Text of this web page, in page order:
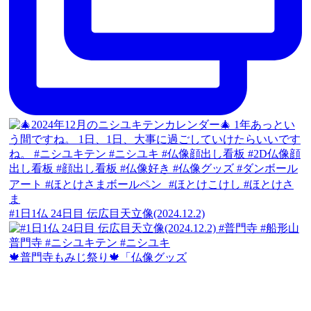
#1日1仏 24日目 伝広目天立像(2024.12.2)
🍁普門寺もみじ祭り🍁「仏像グッズ